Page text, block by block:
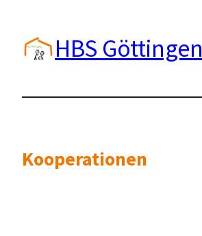
springen HBS Göttingen
Kooperationen